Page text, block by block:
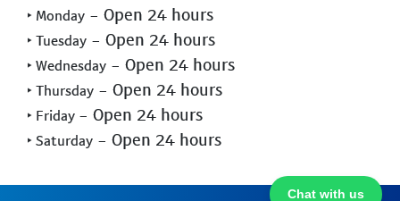
Chat with us
‣ Monday - Open 24 hours
‣ Tuesday - Open 24 hours
‣ Wednesday - Open 24 hours
‣ Thursday - Open 24 hours
‣ Friday - Open 24 hours
‣ Saturday - Open 24 hours